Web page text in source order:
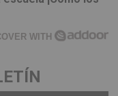
WITH